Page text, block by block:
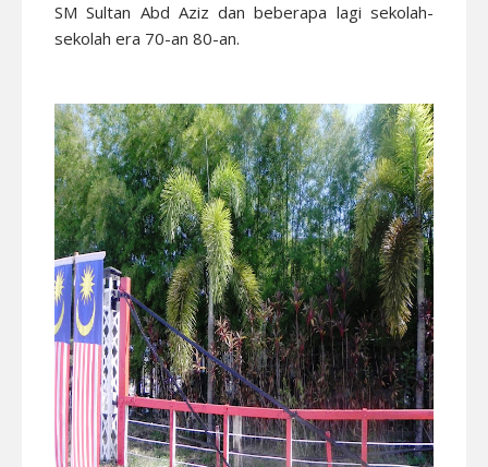
SM Sultan Abd Aziz dan beberapa lagi sekolah-
sekolah era 70-an 80-an.